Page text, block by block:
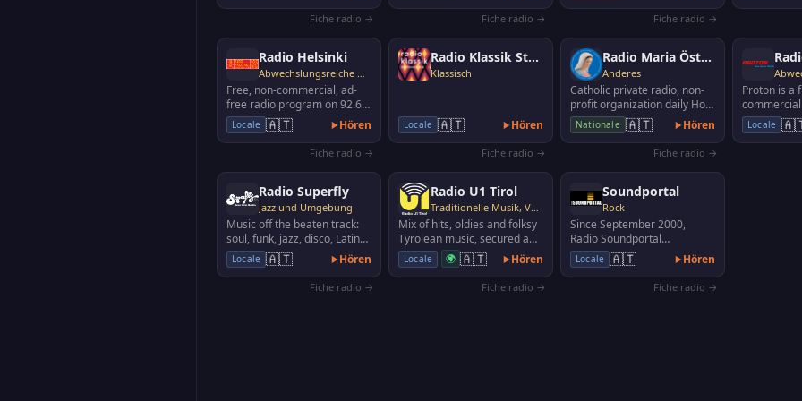
Fiche radio → Fiche radio → Fiche radio →
Radio Helsinki
Abwechslungsreiche Musik
Free, non-commercial, ad-
free radio program on 92.6
MHz in Graz and
surroundings.
Locale 🇦🇹 Hören
Fiche radio →
Radio Klassik Stephansdom
Klassisch
Locale 🇦🇹 Hören
Fiche radio →
Radio Maria Österreich
Anderes
Catholic private radio, non-
profit organization daily Holy
Mass, prayers for the hour,
rosary, ca…
Nationale 🇦🇹 Hören
Fiche radio →
Proton is a
radio.
MHz
Locale
Radio Superfly
Jazz und Umgebung
Music off the beaten track:
soul, funk, jazz, disco, Latin
and electronic tracks of all
genres
Locale 🇦🇹 Hören
Fiche radio →
Radio U1 Tirol
Traditionelle Musik, Volksmusik
Mix of hits, oldies and folksy
Tyrolean music, secured a
regular place in the ears of
Tyrolean an…
Locale 🌍 🇦🇹 Hören
Fiche radio →
Soundportal
Rock
Since September 2000,
Radio Soundportal
broadcasts a young program
for the core target group of
1…
Locale 🇦🇹 Hören
Fiche radio →